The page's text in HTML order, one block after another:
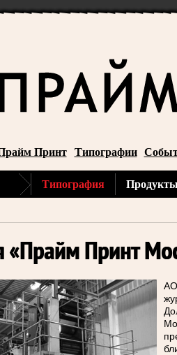
Принт Типографии
Типография
«Прайм Принт